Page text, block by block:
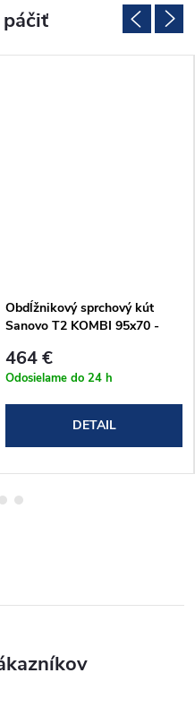
Obdĺžnikový sprchový kút
Sanovo T2 KOMBI 95x70 -
(T2K_9570C)
464 €
Odosielame do 24 h
DETAIL